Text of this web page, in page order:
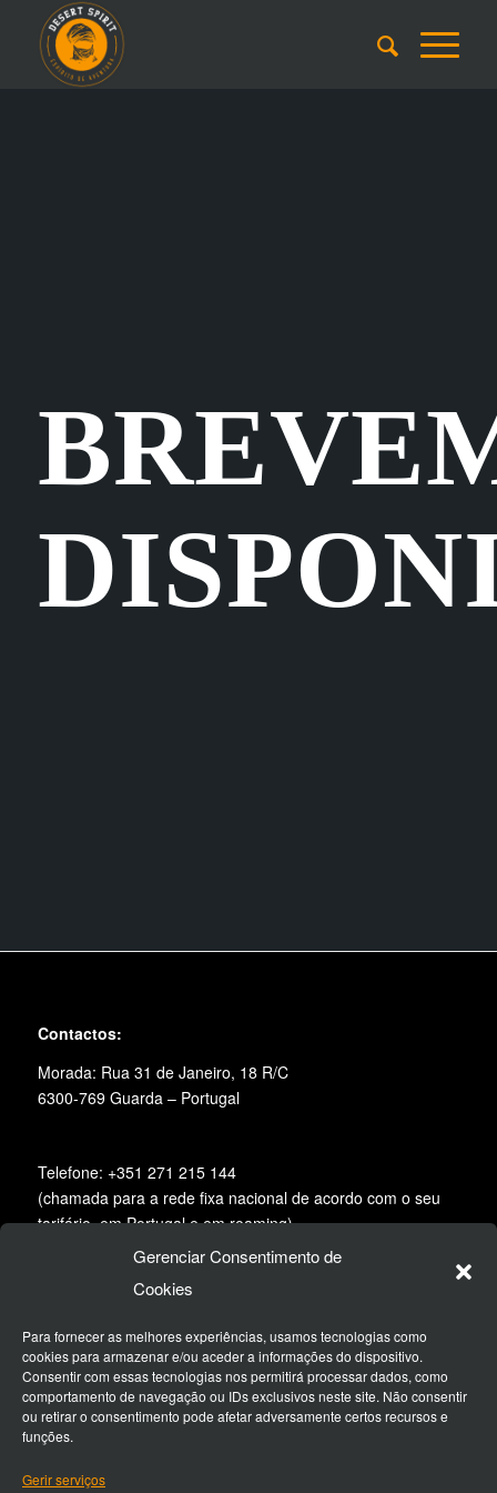
Gerenciar Consentimento de
Cookies
Para fornecer as melhores experiências, usamos tecnologias como
cookies para armazenar e/ou aceder a informações do dispositivo.
Consentir com essas tecnologias nos permitirá processar dados, como
comportamento de navegação ou IDs exclusivos neste site. Não consentir
ou retirar o consentimento pode afetar adversamente certos recursos e
funções.
Gerir serviços
Contactos:
Morada: Rua 31 de Janeiro, 18 R/C
6300-769 Guarda – Portugal
Telefone: +351 271 215 144
(chamada para a rede fixa nacional de acordo com o seu
tarifário, em Portugal e em roaming)
geral@desertspirit.pt
Siga-nos na redes sociais: